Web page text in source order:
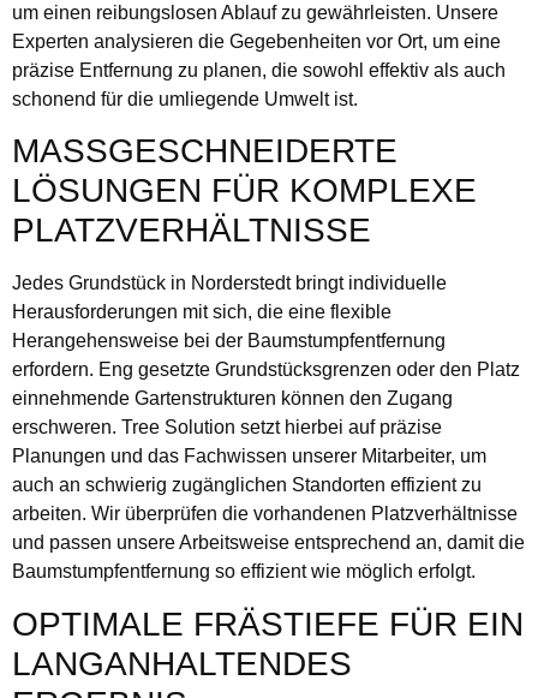
um einen reibungslosen Ablauf zu gewährleisten. Unsere
Experten analysieren die Gegebenheiten vor Ort, um eine
präzise Entfernung zu planen, die sowohl effektiv als auch
schonend für die umliegende Umwelt ist.
MASSGESCHNEIDERTE L
ÖSUNGEN FÜR KOMPLEXE P
LATZVERHÄLTNISSE
Jedes Grundstück in Norderstedt bringt individuelle
Herausforderungen mit sich, die eine flexible
Herangehensweise bei der Baumstumpfentfernung
erfordern. Eng gesetzte Grundstücksgrenzen oder den Platz
einnehmende Gartenstrukturen können den Zugang
erschweren. Tree Solution setzt hierbei auf präzise
Planungen und das Fachwissen unserer Mitarbeiter, um
auch an schwierig zugänglichen Standorten effizient zu
arbeiten. Wir überprüfen die vorhandenen Platzverhältnisse
und passen unsere Arbeitsweise entsprechend an, damit die
Baumstumpfentfernung so effizient wie möglich erfolgt.
OPTIMALE FRÄSTIEFE FÜR EIN
LANGANHALTENDES